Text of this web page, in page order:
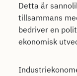
Detta är
tillsammans
bedriver en
ekonomisk